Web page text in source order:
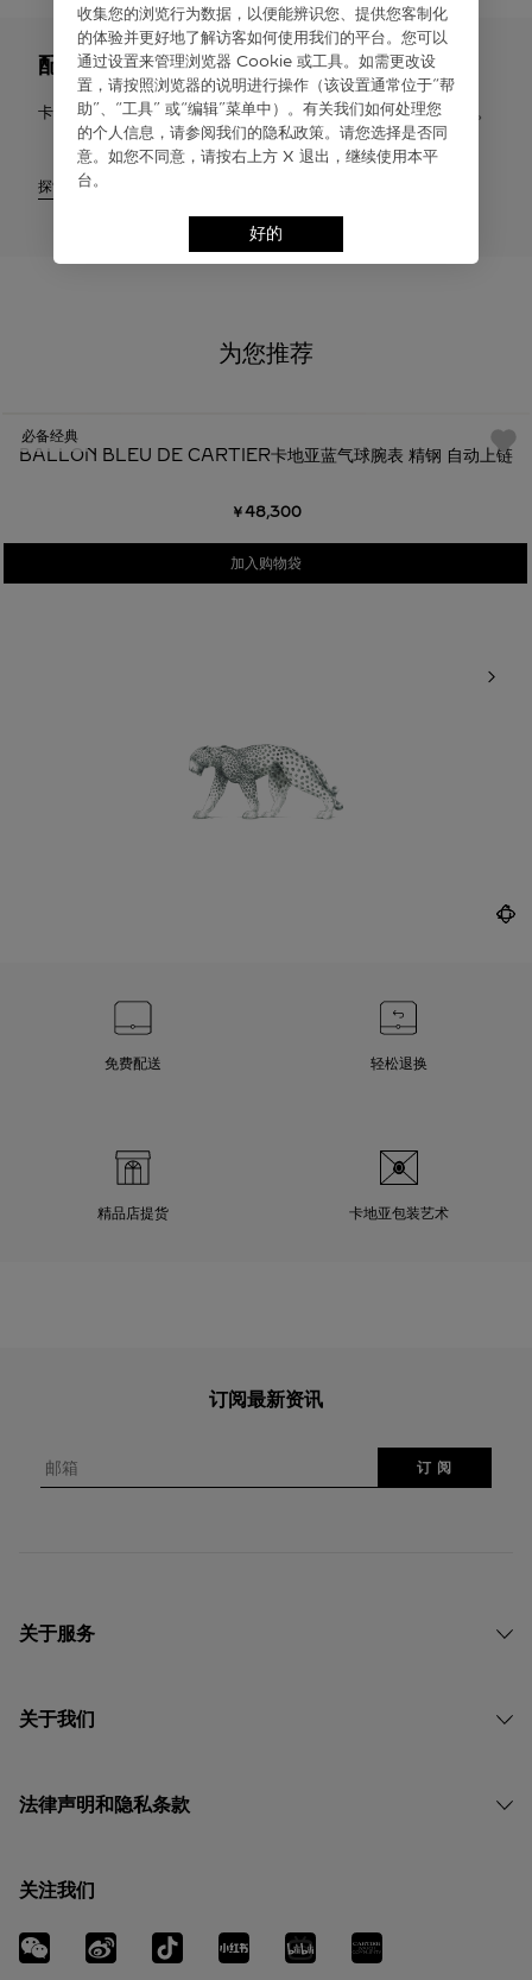
配送与退货
卡地亚提供免费配送服务。您有权在签收之日起30天内申请退货。
探索
为您推荐
BALLON BLEU DE CARTIER卡地亚蓝气球腕表 精钢 自动上链
￥48,300
加入购物袋
必备经典
免费配送 轻松退换
精品店提货 卡地亚包装艺术
订阅最新资讯
邮箱 订 阅
关于服务
关于我们
法律声明和隐私条款
关注我们
收集您的浏览⾏为数据，以便能辨识您、提供您客制化
的体验并更好地了解访客如何使⽤我们的平台。您可以
通过设置来管理浏览器 Cookie 或⼯具。如需更改设
置，请按照浏览器的说明进⾏操作（该设置通常位于“帮
助”、“⼯具” 或“编辑”菜单中）。有关我们如何处理您
的个⼈信息，请参阅我们的隐私政策。请您选择是否同
意。如您不同意，请按右上⽅ X 退出，继续使⽤本平
台。
好的